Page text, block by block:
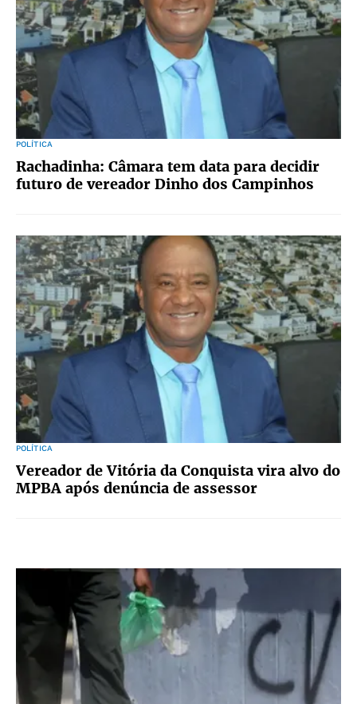
POLÍTICA
Rachadinha: Câmara tem data para decidir
futuro de vereador Dinho dos Campinhos
POLÍTICA
Vereador de Vitória da Conquista vira alvo do
MPBA após denúncia de assessor